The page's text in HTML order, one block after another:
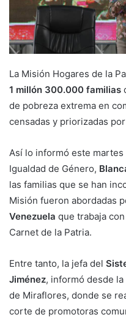
La Misión Hogares de la
1 millón 300.000 familias
de pobreza extrema en
censadas y priorizadas
Así lo informó este
Igualdad de Género,
las familias que se han
Misión fueron abordadas
Venezuela que trabaja
Carnet de la Patria.
Entre tanto, la jefa del
Jiménez, informó desde
de Miraflores, donde se
corte de promotoras